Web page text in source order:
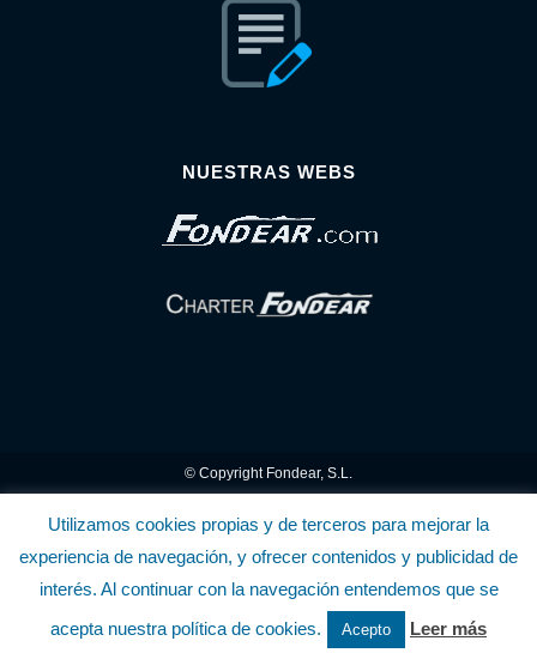
NUESTRAS WEBS
© Copyright Fondear, S.L.
Aunque se consideran exactas, declinamos toda responsabilidad sobre la
información y precios inscritos. Estas informaciones no son contractuales.
Política de privacidad y cookies .........................-......................... Política de utilización
Utilizamos cookies propias y de terceros para mejorar la
experiencia de navegación, y ofrecer contenidos y publicidad de
interés. Al continuar con la navegación entendemos que se
acepta nuestra política de cookies.
Acepto Leer más